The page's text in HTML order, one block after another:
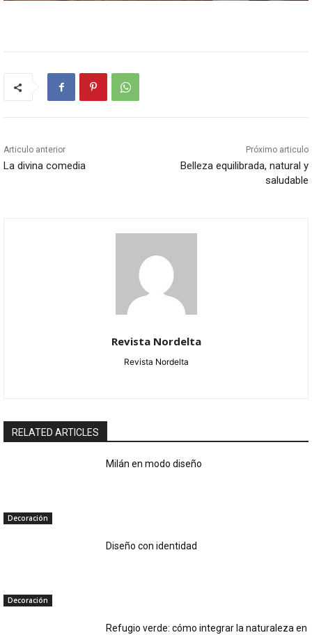
Articulo anterior
La divina comedia
Próximo articulo
Belleza equilibrada, natural y
saludable
Revista Nordelta
Revista Nordelta
RELATED ARTICLES
Decoración
Milán en modo diseño
Decoración
Diseño con identidad
Refugio verde: cómo integrar la naturaleza en